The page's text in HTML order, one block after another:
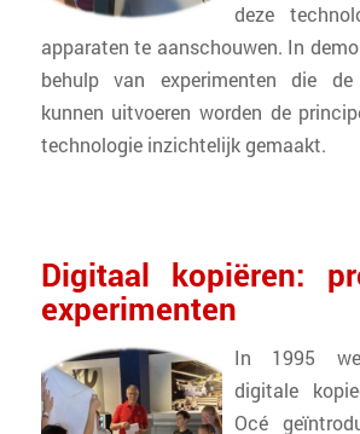
deze
apparaten te aanschouwen. In
behulp van experimenten die
kunnen uitvoeren worden de
technologie inzichtelijk gemaakt.
Digitaal kopiëren:
experimenten
In 1995
digitale
Océ